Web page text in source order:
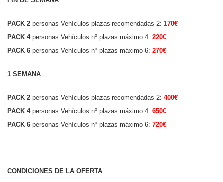
PACK 2 personas Vehículos plazas recomendadas 2: 170€
PACK 4personas Vehículos nº plazas máximo 4: 220€
PACK 6 personas Vehículos nº plazas máximo 6: 270€
1 SEMANA
PACK 2 personas Vehículos plazas recomendadas 2: 400€
PACK 4personas Vehículos nº plazas máximo 4: 650€
PACK 6 personas Vehículos nº plazas máximo 6: 720€
CONDICIONES DE LA OFERTA